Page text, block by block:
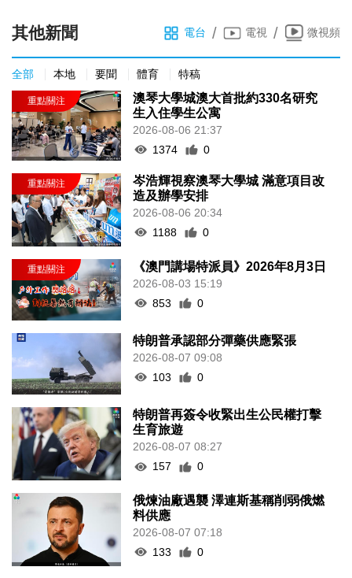
其他新聞 電台 / 電視 / 微視頻
全部 本地 要聞 體育 特稿
澳琴大學城澳大首批約330名研究
生入住學生公寓
2026-08-06 21:37
1374
0
岑浩輝視察澳琴大學城 滿意項目改
造及辦學安排
2026-08-06 20:34
1188
0
《澳門講場特派員》2026年8月3日
2026-08-03 15:19
853
0
特朗普承認部分彈藥供應緊張
2026-08-07 09:08
103
0
特朗普再簽令收緊出生公民權打擊
生育旅遊
2026-08-07 08:27
157
0
俄煉油廠遇襲 澤連斯基稱削弱俄燃
料供應
2026-08-07 07:18
133
0